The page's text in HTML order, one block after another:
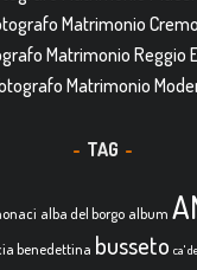
Matrimonio
Matrimonio Reggio
Matrimonio
TAG
alba del borgo album
benedettina busseto ca'